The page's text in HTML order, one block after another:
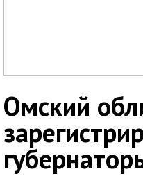
Омский